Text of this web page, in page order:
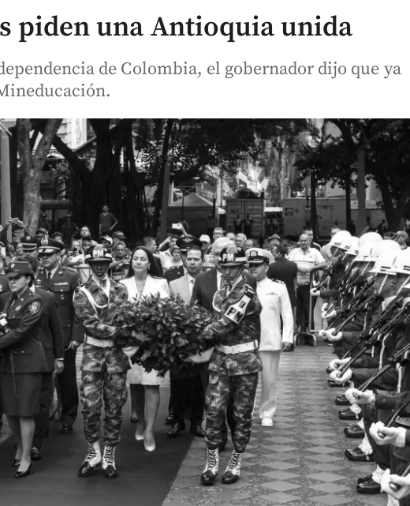
piden una Antioquia unida
de Colombia, el gobernador dijo que ya